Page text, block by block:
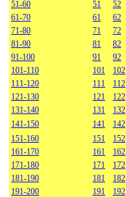
51-60
51 52
61-70
61 62
71-80
71 72
81-90
81 82
91-100
91 92
101-110
101 102
111-120
111 112
121-130
121 122
131-140
131 132
141-150
141 142
151-160
151 152
161-170
161 162
171-180
171 172
181-190
181 182
191-200
191 192